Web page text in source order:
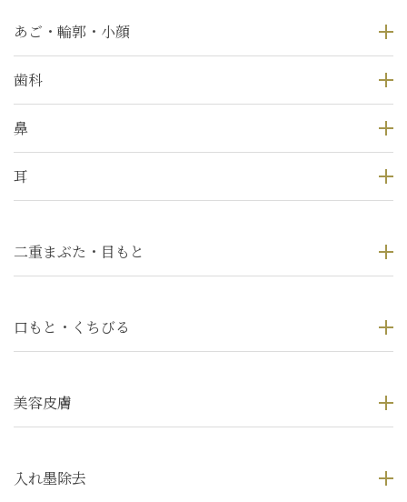
あご・輪郭・小顔
歯科
鼻
耳
二重まぶた・目もと
口もと・くちびる
美容皮膚
入れ墨除去